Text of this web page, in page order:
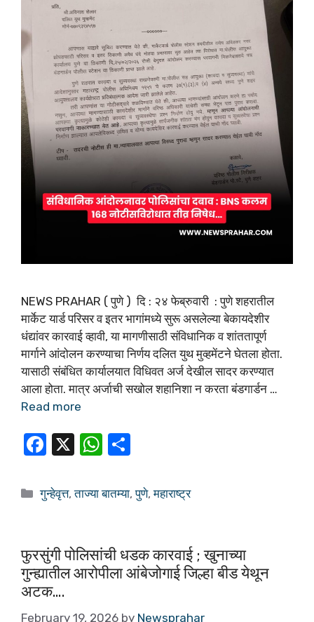
NEWS PRAHAR ( पुणे ) दि : २४ फेब्रुवारी ​: पुणे शहरातील
मार्केट यार्ड परिसर व इतर भागांमध्ये सुरू असलेल्या बेकायदेशीर
धंद्यांवर कारवाई व्हावी, या मागणीसाठी संविधानिक व शांततापूर्ण
मार्गाने आंदोलन करण्याचा निर्णय दलित युथ मुव्हमेंटने घेतला होता.
यासाठी संबंधित कार्यालयात विधिवत अर्ज देखील सादर करण्यात
आला होता. मात्र अर्जाची सखोल शहानिशा न करता बंडगार्डन …
Read more
F
c
o
o
k
X
W
at
p
p
ar
गुन्हेवृत्त,ताज्या बातम्या,पुणे,महाराष्ट्र
फुरसुंगी पोलिसांची धडक कारवाई ; खुनाच्या
गुन्ह्यातील आरोपीला आंबेजोगाई जिल्हा बीड येथून
अटक….
February 19, 2026 by Newsprahar